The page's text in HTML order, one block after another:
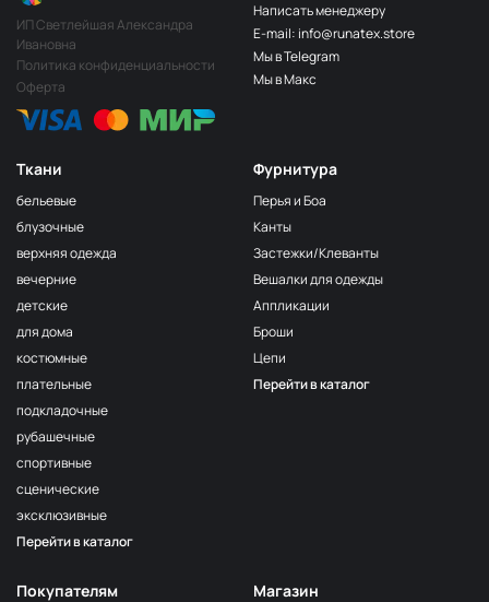
Ткани
бельевые
блузочные
верхняя одежда
вечерние
детские
для дома
костюмные
плательные
подкладочные
рубашечные
спортивные
сценические
эксклюзивные
Перейти в каталог
Фурнитура
Перья и Боа
Канты
Застежки/Клеванты
Вешалки для одежды
Аппликации
Броши
Цепи
Перейти в каталог
Покупателям Магазин
ИП Светлейшая Александра
Ивановна
Политика конфиденциальности
Оферта
Написать менеджеру
E-mail: info@runatex.store
Мы в Telegram
Мы в Макс